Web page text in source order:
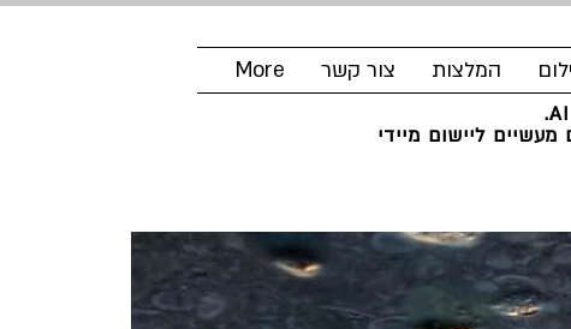
המלצות צור קשר More
ליישום מיידי